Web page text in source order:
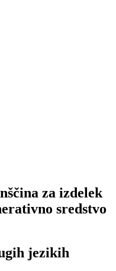
za izdelek
sredstvo
jezikih